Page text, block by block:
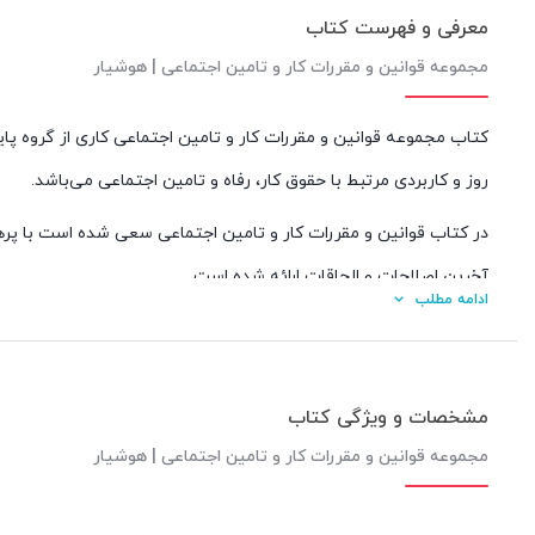
معرفی و فهرست کتاب
مجموعه قوانین و مقررات کار و تامین اجتماعی | هوشیار
کتاب مجموعه قوانین و مقررات کار و تامین اجتماعی کاری از
روز و کاربردی مرتبط با حقوق کار، رفاه و تامین اجتماعی می‌باشد.
در کتاب قوانین و مقررات کار و تامین اجتماعی سعی شده است با
آخرین اصلاحات و الحاقات ارائه شده است.
کلیه قوانین و مقررات ارائه شده در کتاب کد (نمایه) گذاری تنقیح
نمایه مشخص شده در انتهای کتاب ارائه شده است.
ادامه مطلب
مشخصات و ویژگی کتاب
مجموعه قوانین و مقررات کار و تامین اجتماعی | هوشیار